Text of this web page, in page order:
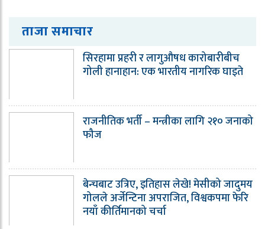
ताजा समाचार
सिरहामा प्रहरी र लागुऔषध कारोबारीबीच
गोली हानाहान: एक भारतीय नागरिक घाइते
राजनीतिक भर्ती – मन्त्रीका लागि २१० जनाको
फौज
बेन्चबाट उत्रिए, इतिहास लेखे! मेसीको जादुमय
गोलले अर्जेन्टिना अपराजित, विश्वकपमा फेरि
नयाँ कीर्तिमानको चर्चा